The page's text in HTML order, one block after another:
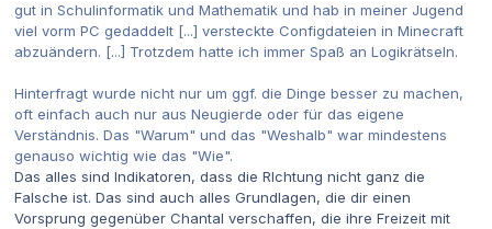
gut in Schulinformatik und Mathematik und hab in meiner Jugend
viel vorm PC gedaddelt [...] versteckte Configdateien in Minecraft
abzuändern. [...] Trotzdem hatte ich immer Spaß an Logikrätseln.
Hinterfragt wurde nicht nur um ggf. die Dinge besser zu machen,
oft einfach auch nur aus Neugierde oder für das eigene
Verständnis. Das "Warum" und das "Weshalb" war mindestens
genauso wichtig wie das "Wie".
Das alles sind Indikatoren, dass die RIchtung nicht ganz die
Falsche ist. Das sind auch alles Grundlagen, die dir einen
Vorsprung gegenüber Chantal verschaffen, die ihre Freizeit mit